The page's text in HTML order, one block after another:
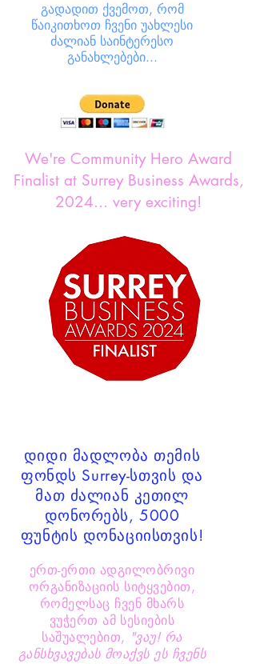
გადადით ქვემოთ, რომ
წაიკითხოთ ჩვენი უახლესი
ძალიან საინტერესო
განახლებები...
We're Community Hero Award
Finalist at Surrey Business Awards,
2024... very exciting!
დიდი მადლობა თემის
ფონდს Surrey-სთვის და
მათ ძალიან კეთილ
დონორებს, 5000
ფუნტის დონაციისთვის!
ერთ-ერთი ადგილობრივი
ორგანიზაციის სიტყვებით,
რომელსაც ჩვენ მხარს
ვუჭერთ ამ სესიების
საშუალებით, "ვაუ! რა
განსხვავებას მოაქვს ეს ჩვენს